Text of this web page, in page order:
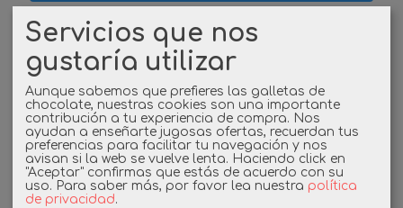
Linkedin
Instagram
Facebook
Cupones
Servicios que nos
gustaría utilizar
Aunque sabemos que prefieres las galletas de
chocolate, nuestras cookies son una importante
contribución a tu experiencia de compra. Nos
ayudan a enseñarte jugosas ofertas, recuerdan tus
preferencias para facilitar tu navegación y nos
avisan si la web se vuelve lenta. Haciendo click en
"Aceptar" confirmas que estás de acuerdo con su
uso. Para saber más, por favor lea nuestra política
de privacidad.